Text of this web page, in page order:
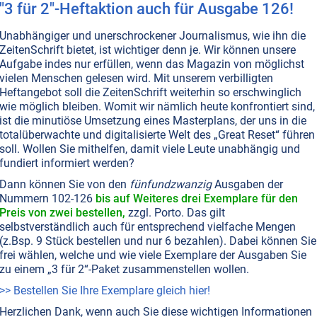
NR. 107, S.40
UND ETHIK
Von den Massenmedien
News
Impfpässe und Covid-Zertifikate!+++Geimpfte: die
Spreader“+++Pandemie der Ungeimpften?
Impfschäden nehmen rasant zu+++Ivermectin könnte
beenden+++Weiterlesen...
IMPFUNGEN MEDIZIN
sicher?
heute vielleicht mehr denn je ein Tabu. Klar, sagt
es gibt keine Risiken. Allerdings ist sie sich da selbst
Fällen, in denen Kinder und Jugendliche durch
das Gegenteil.
NICHT ONLINE VERFÜGBAR
"3 für 2"-Heftaktion auch für Ausgabe 126!
Unabhängiger und unerschrockener Journalismus, wie ihn die
ZeitenSchrift bietet, ist wichtiger denn je. Wir können unsere
Aufgabe indes nur erfüllen, wenn das Magazin von möglichst
vielen Menschen gelesen wird. Mit unserem verbilligten
Heftangebot soll die ZeitenSchrift weiterhin so erschwinglich
wie möglich bleiben. Womit wir nämlich heute konfrontiert sind,
ist die minutiöse Umsetzung eines Masterplans, der uns in die
totalüberwachte und digitalisierte Welt des „Great Reset“ führen
soll. Wollen Sie mithelfen, damit viele Leute unabhängig und
fundiert informiert werden?
Dann können Sie von den fünfundzwanzigAusgaben der
Nummern 102-126 bis auf Weiteres drei Exemplare für den
Preis von zwei bestellen, zzgl. Porto. Das gilt
selbstverständlich auch für entsprechend vielfache Mengen
(z.Bsp. 9 Stück bestellen und nur 6 bezahlen). Dabei können Sie
frei wählen, welche und wie viele Exemplare der Ausgaben Sie
zu einem „3 für 2“-Paket zusammenstellen wollen.
>> Bestellen Sie Ihre Exemplare gleich hier!
Herzlichen Dank, wenn auch Sie diese wichtigen Informationen